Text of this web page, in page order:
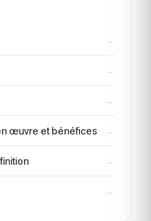
→
→
→
œuvre et bénéfices →
→
→